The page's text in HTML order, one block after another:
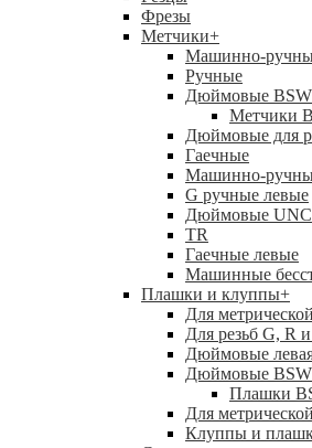
Фрезы
Метчики+
Машинно-
Ручные
Дюймовые BSW
Метчики
Дюймовые для
Гаечные
Машинно-
G ручные левые
Дюймовые UNC
TR
Гаечные левые
Машинные
Плашки и клуппы+
Для
Для резьб G, R
Дюймовые левая
Дюймовые BSW
Плашки
Для
Клуппы и